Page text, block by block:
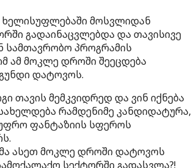
ხელისუფლებაში მოსვლიდან
გადაინაცვლებდა და თავისივე
სამთავრობო პროგრამის
ამ მოკლე დროში შეეცდება
დატოვოს.
თავის მემკვიდრედ და ვინ იქნება
რამდენიმე კანდიდატურა,
ფანტაზიის სფეროს
ასეთ მოკლე დროში დატოვოს
სექტორში გადასვლა?!